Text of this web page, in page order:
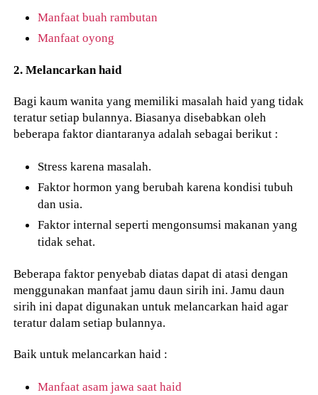
Manfaat buah rambutan
Manfaat oyong
2. Melancarkan haid
Bagi kaum wanita yang memiliki masalah haid yang tidak
teratur setiap bulannya. Biasanya disebabkan oleh
beberapa faktor diantaranya adalah sebagai berikut :
Stress karena masalah.
Faktor hormon yang berubah karena kondisi tubuh
dan usia.
Faktor internal seperti mengonsumsi makanan yang
tidak sehat.
Beberapa faktor penyebab diatas dapat di atasi dengan
menggunakan manfaat jamu daun sirih ini. Jamu daun
sirih ini dapat digunakan untuk melancarkan haid agar
teratur dalam setiap bulannya.
Baik untuk melancarkan haid :
Manfaat asam jawa saat haid